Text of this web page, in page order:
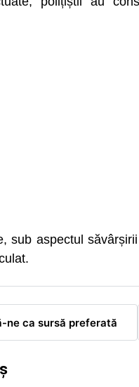
sub aspectul
ne ca sursă preferată